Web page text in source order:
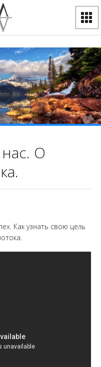
О
Как узнать свою цель